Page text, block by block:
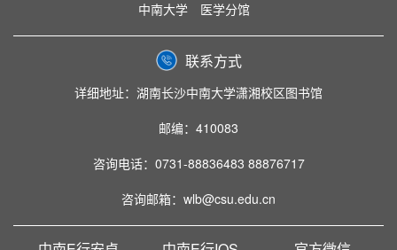
中南大学
医学分馆
联系方式
详细地址：湖南长沙中南大学潇湘校区图书馆
邮编：410083
咨询电话：0731-88836483 88876717
咨询邮箱：wlb@csu.edu.cn